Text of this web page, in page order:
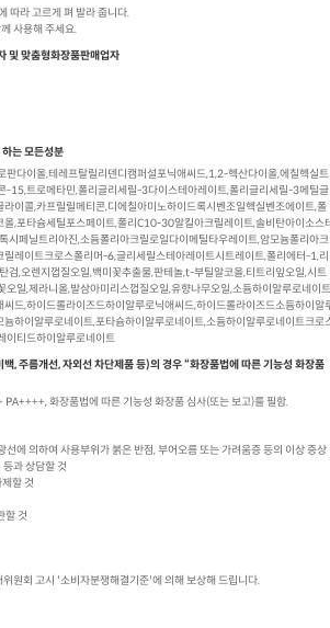
따라 고르게 펴 발라 줍니다.
사용해 주세요.
및 맞춤형화장품판매업자
는 모든성분
판다이올,테레프탈릴리덴디캠퍼설포닉애씨드,1,2-헥산다이올,에칠헥실트
-15,트로메타민,폴리글리세릴-3다이스테아레이트,폴리글리세릴-3메틸글
이콜,카프릴릴메티콘,디에칠아미노하이드록시벤조일헥실벤조에이트,폴
올,포타슘세틸포스페이트,폴리C10-30알킬아크릴레이트,솔비탄아이소스
시페닐트리아진,소듐폴리아크릴로일다이메틸타우레이트,암모늄폴리아크
레이트크로스폴리머-6,글리세릴스테아레이트시트레이트,폴리에터-1,리
검,오렌지껍질오일,백미꽃추출물,판테놀,t-부틸알코올,티트리잎오일,시트
오일,제라니올,발삼아미리스껍질오일,유향나무오일,소듐하이알루로네이
드,하이드롤라이즈드하이알루로닉애씨드,하이드롤라이즈드소듐하이알
하이알루로네이트,포타슘하이알루로네이트,소듐하이알루로네이트크로
이티드하이알루로네이트
, 주름개선, 자외선 차단제품 등)의 경우 “화장품법에 따른 기능성 화장품
화장품법에 따른 기능성 화장품 심사(또는 보고)를 필함.
선에 의하여 사용부위가 붉은 반점, 부어오름 또는 가려움증 등의 이상 증상
과 상담할 것
할 것
할 것
원회 고시 '소비자분쟁해결기준'에 의해 보상해 드립니다.